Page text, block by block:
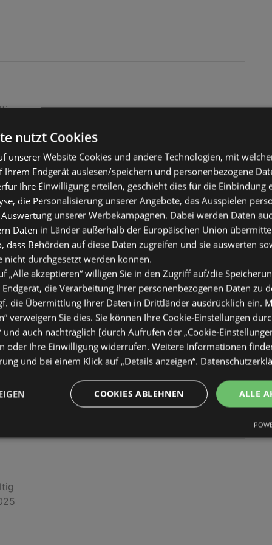
nutzt Cookies
unserer Website Cookies und andere Technologien, mit
Endgerät auslesen/speichern und personenbezogene
Ihre Einwilligung erteilen, geschieht dies für die Einbindung
die Personalisierung unserer Angebote, das Ausspielen
unserer Werbekampagnen. Dabei werden Daten
Daten in Länder außerhalb der Europäischen Union
dass Behörden auf diese Daten zugreifen und sie auswerten
nicht durchgesetzt werden können.
„Alle akzeptieren“ willigen Sie in den Zugriff auf/die
die Verarbeitung Ihrer personenbezogenen Daten zu
die Übermittlung Ihrer Daten in Drittländer ausdrücklich ein.
verweigern Sie dies. Sie können Ihre Cookie-Einstellungen
und auch nachträglich [durch Aufrufen der „Cookie-
oder Ihre Einwilligung widerrufen. Weitere Informationen
und bei einem Klick auf „Details anzeigen“.
ALLE
COOKIES ABLEHNEN